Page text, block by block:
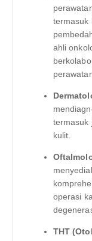
termasuk
ahli
termasuk
kulit.
operasi
THT